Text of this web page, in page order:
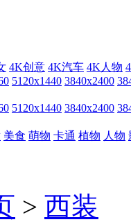
4K创意 4K汽车 4K人物
5120x1440 3840x2400
5120x1440 3840x2400
美食 萌物 卡通 植物 人物
> 西装